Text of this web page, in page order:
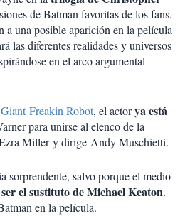
de Batman favoritas de los fans.
a una posible aparición en la película
las diferentes realidades y universos
en el arco argumental
Freakin Robot, el actorya está
para unirse al elenco de la
Miller y dirige Andy Muschietti.
sorprendente, salvo porque el medio
el sustituto de Michael Keaton.
en la película.